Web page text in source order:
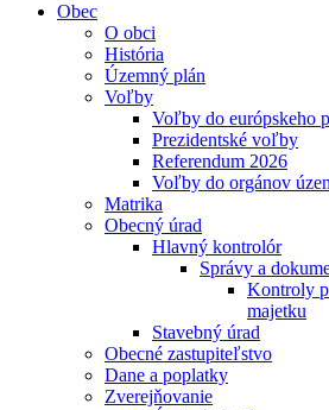
Obec
O obci
História
Územný plán
Voľby
Voľby do európskeho
Prezidentské voľby
Referendum 2026
Voľby do orgánov
Matrika
Obecný úrad
Hlavný kontrolór
Správy a
Kontroly
majetku
Stavebný úrad
Obecné zastupiteľstvo
Dane a poplatky
Zverejňovanie